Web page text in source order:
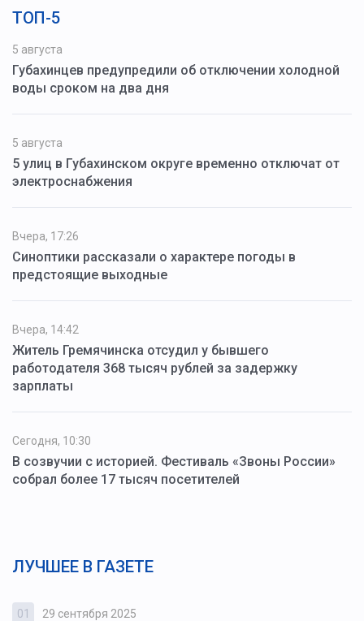
ТОП-5
5 августа
Губахинцев предупредили об отключении холодной
воды сроком на два дня
5 августа
5 улиц в Губахинском округе временно отключат от
электроснабжения
Вчера, 17:26
Синоптики рассказали о характере погоды в
предстоящие выходные
Вчера, 14:42
Житель Гремячинска отсудил у бывшего
работодателя 368 тысяч рублей за задержку
зарплаты
Сегодня, 10:30
В созвучии с историей. Фестиваль «Звоны России»
собрал более 17 тысяч посетителей
ЛУЧШЕЕ В ГАЗЕТЕ
01 29 сентября 2025